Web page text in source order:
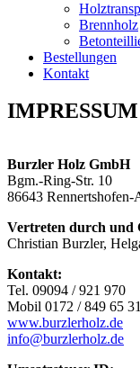
Brennholz
Bestellungen
Kontakt
IMPRESSUM
Burzler Holz GmbH
Bgm.-Ring-Str. 10
86643 Rennertshofen-
Vertreten durch und
Christian Burzler,
Kontakt:
Tel. 09094 / 921 970
Mobil 0172 / 849 65 31
www.burzlerholz.de
info@burzlerholz.de